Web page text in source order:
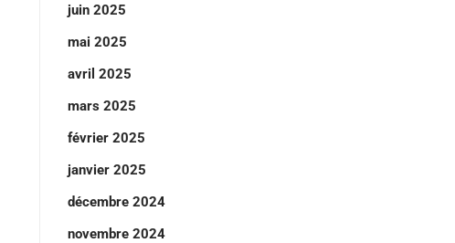
juin 2025
mai 2025
avril 2025
mars 2025
février 2025
janvier 2025
décembre 2024
novembre 2024